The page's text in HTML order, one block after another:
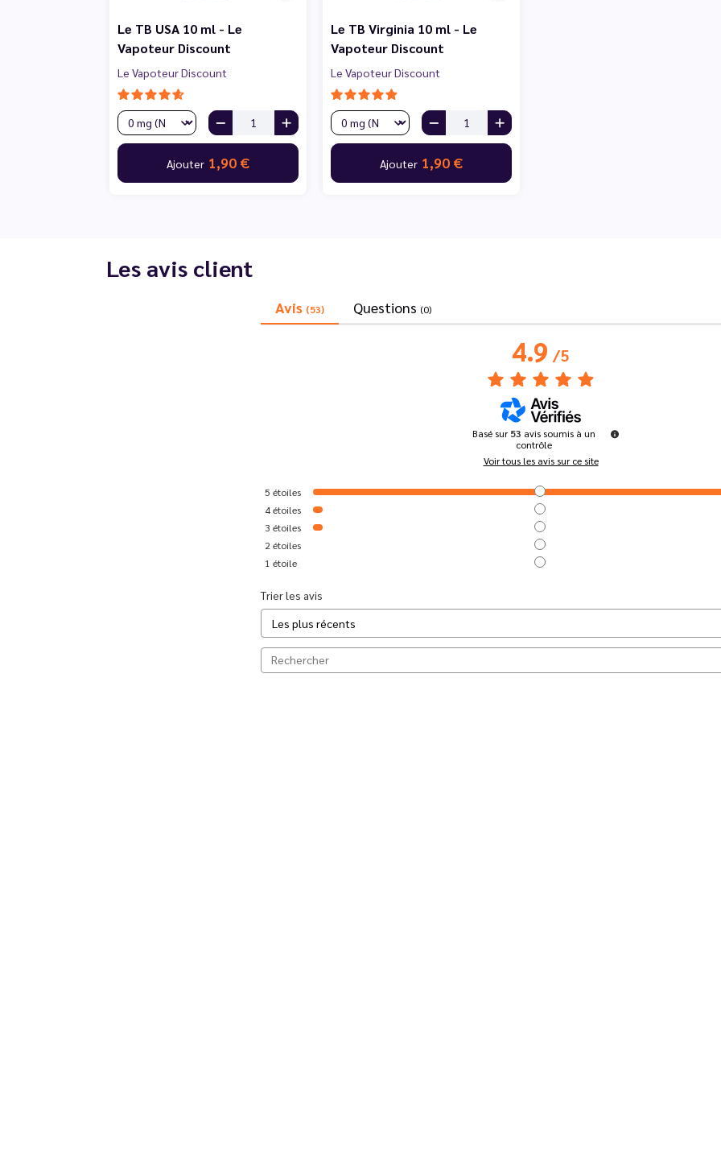
Le TB USA 10 ml - Le
Vapoteur Discount
Le Vapoteur Discount
Ajouter 1,90 €
Le TB Virginia 10 ml - Le
Vapoteur Discount
Le Vapoteur Discount
Ajouter 1,90 €
Les avis client
Avis (53) Questions (0)
4.9/5
Basé sur53 avis soumis à un
contrôle
Voir tous les avis sur ce site
5 étoiles
4étoiles
3 étoiles
2 étoiles
1 étoile
Trier les avis